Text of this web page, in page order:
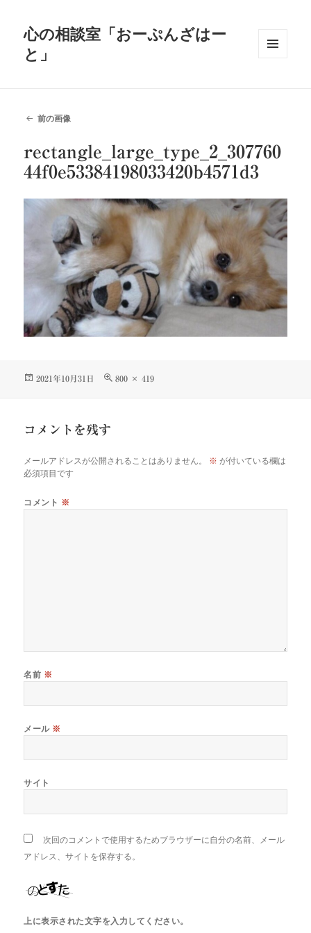
心の相談室「おーぷんざはー
と」
前の画像
rectangle_large_type_2_307760
44f0e53384198033420b4571d3
投
2021年10月31日
フ
800 × 419
コメントを残す
メールアドレスが公開されることはありません。 ※ が付いている欄は
必須項目です
コメント ※
名前 ※
メール ※
サイト
次回のコメントで使用するためブラウザーに自分の名前、メール
アドレス、サイトを保存する。
上に表示された文字を入力してください。